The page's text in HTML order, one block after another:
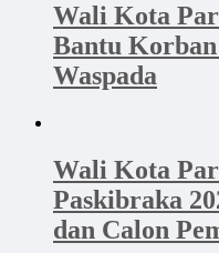
Wali Kota
Bantu
Waspada
Wali Kota
Paskibraka
dan Calon